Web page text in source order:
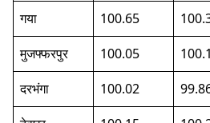
गया
100.65
मुजफ्फरपुर
100.05
दरभंगा
100.02